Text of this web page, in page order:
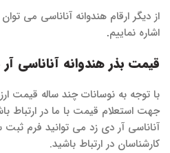
از دیگر ارقام هندوانه آناناسی می
اشاره نماییم.
قیمت بذر هندوانه آناناسی
با توجه به نوسانات چند ساله قیمت
جهت استعلام قیمت با ما در ارتباط
آناناسی آر دی زد می توانید فرم ثبت
کارشناسان در ارتباط باشید.